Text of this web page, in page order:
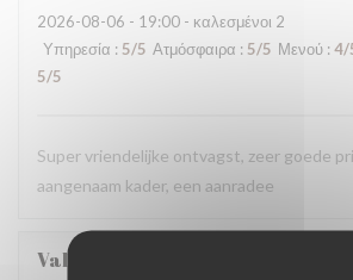
2026-08-06 - 19:00 - καλεσμένοι 2
Υπηρεσία : 5/5 Ατμόσφαιρα : 5/5 Μενού : 4/
5/5
Super vriendelijke ontvagst, zeer goede
aangenaam kader, een aanradee
Valerie